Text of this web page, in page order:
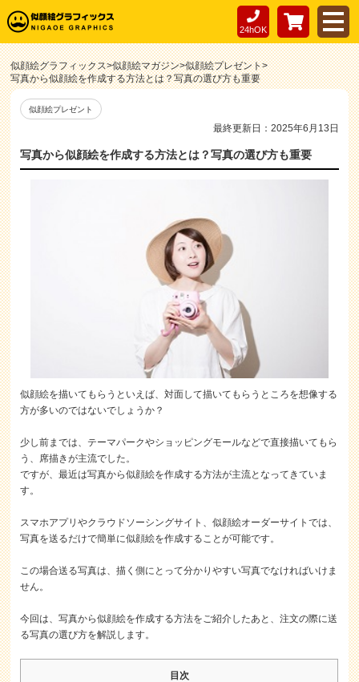
24hOK
似顔絵グラフィックス>似顔絵マガジン>似顔絵プレゼント>
写真から似顔絵を作成する方法とは？写真の選び方も重要
似顔絵プレゼント
最終更新日：2025年6月13日
写真から似顔絵を作成する方法とは？写真の選び方も重要
似顔絵を描いてもらうといえば、対面して描いてもらうところを想像する
方が多いのではないでしょうか？
少し前までは、テーマパークやショッピングモールなどで直接描いてもら
う、席描きが主流でした。
ですが、最近は写真から似顔絵を作成する方法が主流となってきていま
す。
スマホアプリやクラウドソーシングサイト、似顔絵オーダーサイトでは、
写真を送るだけで簡単に似顔絵を作成することが可能です。
この場合送る写真は、描く側にとって分かりやすい写真でなければいけま
せん。
今回は、写真から似顔絵を作成する方法をご紹介したあと、注文の際に送
る写真の選び方を解説します。
目次